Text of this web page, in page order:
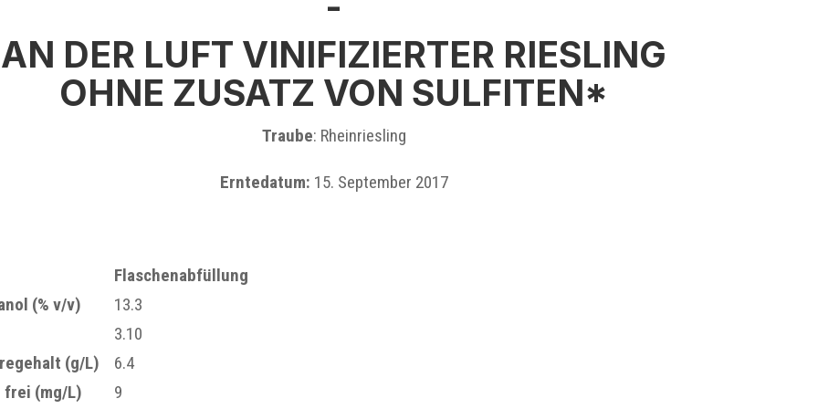
AN DER LUFT VINIFIZIERTER RIESLING
OHNE ZUSATZ VON SULFITEN*
Traube: Rheinriesling
Erntedatum: 15. September 2017
Flaschenabfüllung
(% v/v)
13.3
3.10
(g/L)
6.4
frei (mg/L) 9